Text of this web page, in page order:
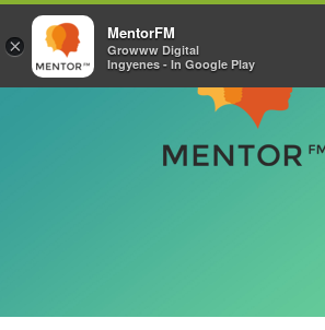
×
MentorFM
Growww Digital
Ingyenes - In Google Play